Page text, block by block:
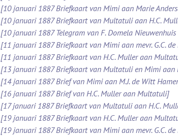
[10 januari 1887 Briefkaart van Mimi aan Marie
[10 januari 1887 Briefkaart van Multatuli aan H.C.
[10 januari 1887 Telegram van F. Domela
[11 januari 1887 Briefkaart van Mimi aan mevr. G.C.
[11 januari 1887 Briefkaart van H.C. Muller aan
[13 januari 1887 Briefkaart van Multatuli en Mimi aan
[14 januari 1887 Brief van Mimi aan M.J. de Witt
[16 januari 1887 Brief van H.C. Muller aan Multatuli]
[17 januari 1887 Briefkaart van Multatuli aan H.C.
[19 januari 1887 Briefkaart van H.C. Muller aan
[19 januari 1887 Briefkaart van Mimi aan mevr. G.C.